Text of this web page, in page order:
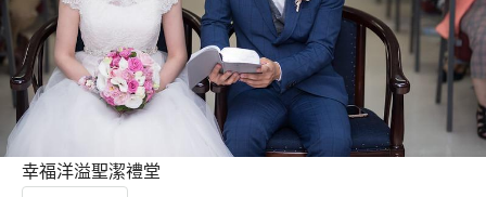
幸福洋溢聖潔禮堂